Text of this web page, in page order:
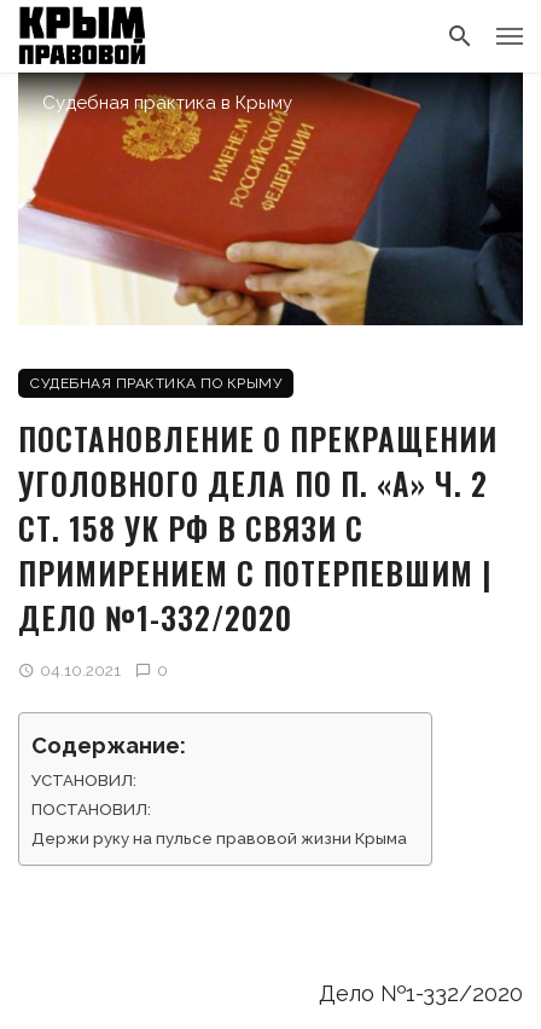
Судебная практика в Крыму
СУДЕБНАЯ ПРАКТИКА ПО КРЫМУ
ПОСТАНОВЛЕНИЕ О ПРЕКРАЩЕНИИ
УГОЛОВНОГО ДЕЛА ПО П. «А» Ч. 2
СТ. 158 УК РФ В СВЯЗИ С
ПРИМИРЕНИЕМ С ПОТЕРПЕВШИМ |
ДЕЛО №1-332/2020
04.10.2021 0
Содержание:
УСТАНОВИЛ:
ПОСТАНОВИЛ:
Держи руку на пульсе правовой жизни Крыма
Дело №1-332/2020